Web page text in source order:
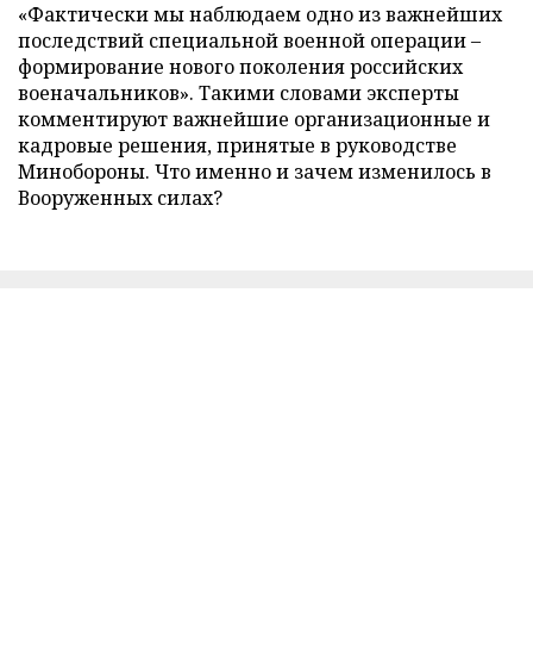
«Фактически мы наблюдаем одно из важнейших
последствий специальной военной операции –
формирование нового поколения российских
военачальников». Такими словами эксперты
комментируют важнейшие организационные и
кадровые решения, принятые в руководстве
Минобороны. Что именно и зачем изменилось в
Вооруженных силах?